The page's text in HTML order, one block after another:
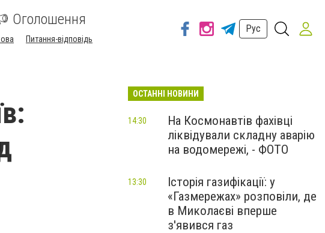
Оголошення
Питання-відповідь
Рус
ОСТАННІ НОВИНИ
На Космонавтів фахівці
ліквідували складну аварію
на водомережі, - ФОТО
14:30
Історія газифікації: у
«Газмережах» розповіли, де
в Миколаєві вперше
з'явився газ
13:30